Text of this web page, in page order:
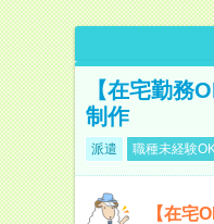
【在宅勤務
制作
派遣 職種未経験
【在宅